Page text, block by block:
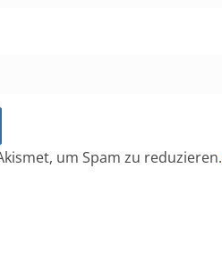
um Spam zu reduzieren.